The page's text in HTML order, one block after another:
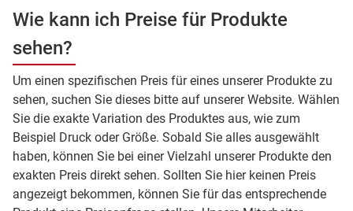
Wie kann ich Preise für Produkte
sehen?
Um einen spezifischen Preis für eines unserer Produkte zu
sehen, suchen Sie dieses bitte auf unserer Website. Wählen
Sie die exakte Variation des Produktes aus, wie zum
Beispiel Druck oder Größe. Sobald Sie alles ausgewählt
haben, können Sie bei einer Vielzahl unserer Produkte den
exakten Preis direkt sehen. Sollten Sie hier keinen Preis
angezeigt bekommen, können Sie für das entsprechende